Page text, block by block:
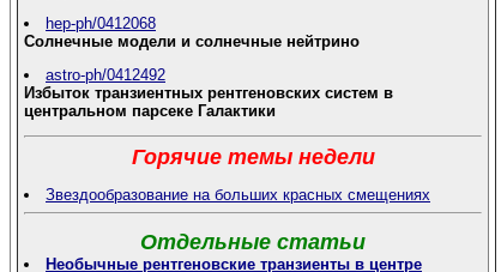
hep-ph/0412068
Солнечные модели и солнечные нейтрино
astro-ph/0412492
Избыток транзиентных рентгеновских систем в
центральном парсеке Галактики
Горячие темы недели
Звездообразование на больших красных смещениях
Отдельные статьи
Необычные рентгеновские транзиенты в центре